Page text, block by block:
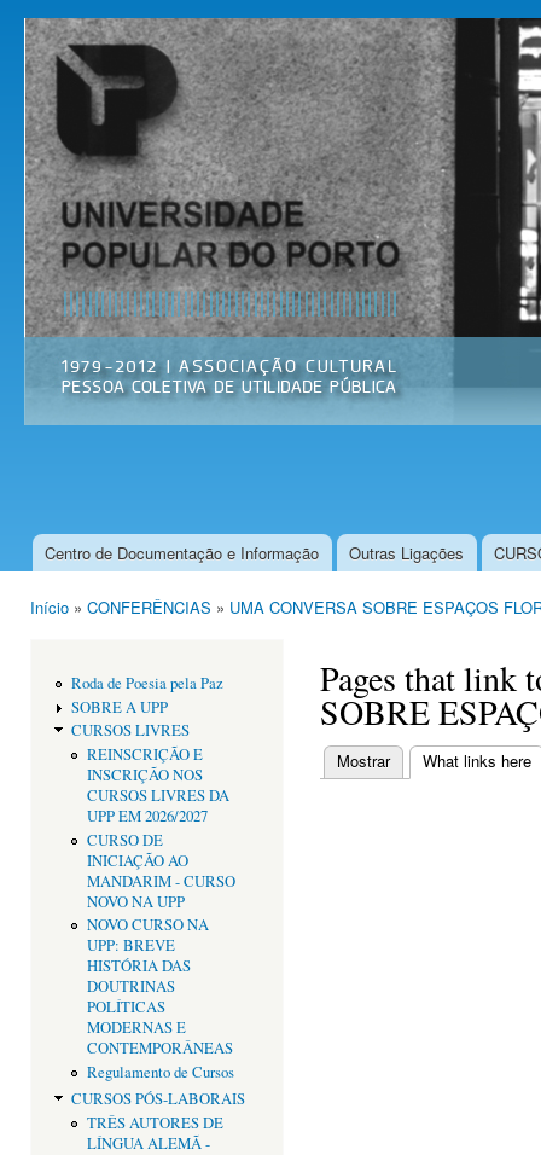
Universidade
Popular do
Porto
Associação
Cultural
Menu principal
Centro de Documentação e Informação Outras Ligações
Início » CONFERÊNCIAS » UMA CONVERSA SOBRE ESPAÇOS
Roda de Poesia pela Paz
SOBRE A UPP
CURSOS LIVRES
REINSCRIÇÃO E
INSCRIÇÃO NOS
CURSOS LIVRES DA
UPP EM 2026/2027
CURSO DE
INICIAÇÃO AO
MANDARIM - CURSO
NOVO NA UPP
NOVO CURSO NA
UPP: BREVE
HISTÓRIA DAS
DOUTRINAS
POLÍTICAS
MODERNAS E
CONTEMPORÂNEAS
Regulamento de Cursos
CURSOS PÓS-LABORAIS
TRÊS AUTORES DE
LÍNGUA ALEMÃ -
Pages that link
SOBRE
Separadores
Mostrar What links here